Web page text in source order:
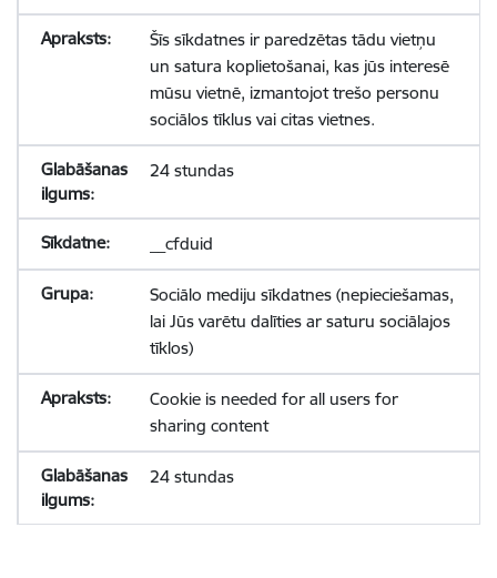
Šīs sīkdatnes ir paredzētas tādu vietņu
un satura koplietošanai, kas jūs interesē
mūsu vietnē, izmantojot trešo personu
sociālos tīklus vai citas vietnes.
24 stundas
__cfduid
Sociālo mediju sīkdatnes (nepieciešamas,
lai Jūs varētu dalīties ar saturu sociālajos
tīklos)
Cookie is needed for all users for
sharing content
24 stundas